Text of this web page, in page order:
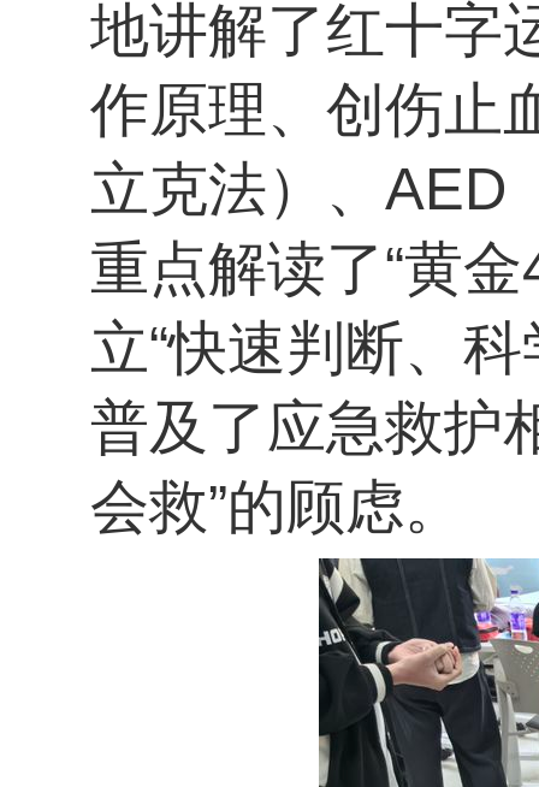
地讲解了红十字
作原理、创伤止
立克法）、AED
重点解读了“黄
立“快速判断、
普及了应急救护
会救”的顾虑。